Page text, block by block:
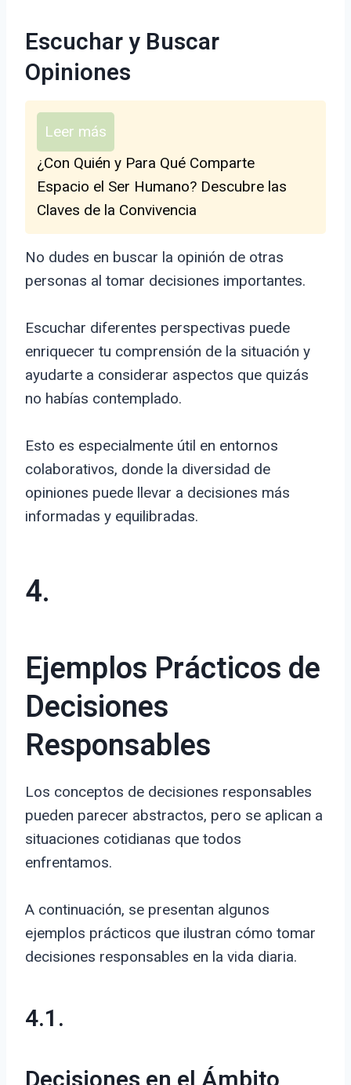
Escuchar y Buscar
Opiniones
Leer más
¿Con Quién y Para Qué Comparte
Espacio el Ser Humano? Descubre las
Claves de la Convivencia
No dudes en buscar la opinión de otras
personas al tomar decisiones importantes.
Escuchar diferentes perspectivas puede
enriquecer tu comprensión de la situación y
ayudarte a considerar aspectos que quizás
no habías contemplado.
Esto es especialmente útil en entornos
colaborativos, donde la diversidad de
opiniones puede llevar a decisiones más
informadas y equilibradas.
4.
Ejemplos Prácticos de
Decisiones
Responsables
Los conceptos de decisiones responsables
pueden parecer abstractos, pero se aplican a
situaciones cotidianas que todos
enfrentamos.
A continuación, se presentan algunos
ejemplos prácticos que ilustran cómo tomar
decisiones responsables en la vida diaria.
4.1.